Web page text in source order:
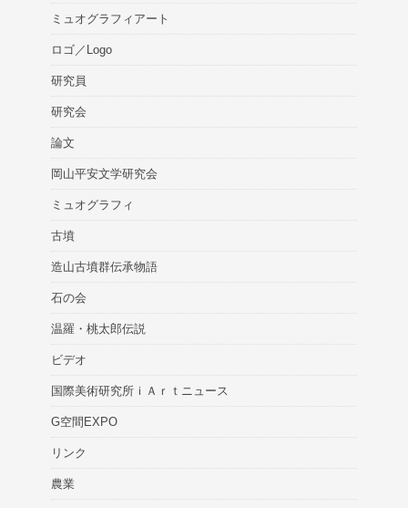
ミュオグラフィアート
ロゴ／Logo
研究員
研究会
論文
岡山平安文学研究会
ミュオグラフィ
古墳
造山古墳群伝承物語
石の会
温羅・桃太郎伝説
ビデオ
国際美術研究所ｉＡｒｔニュース
G空間EXPO
リンク
農業